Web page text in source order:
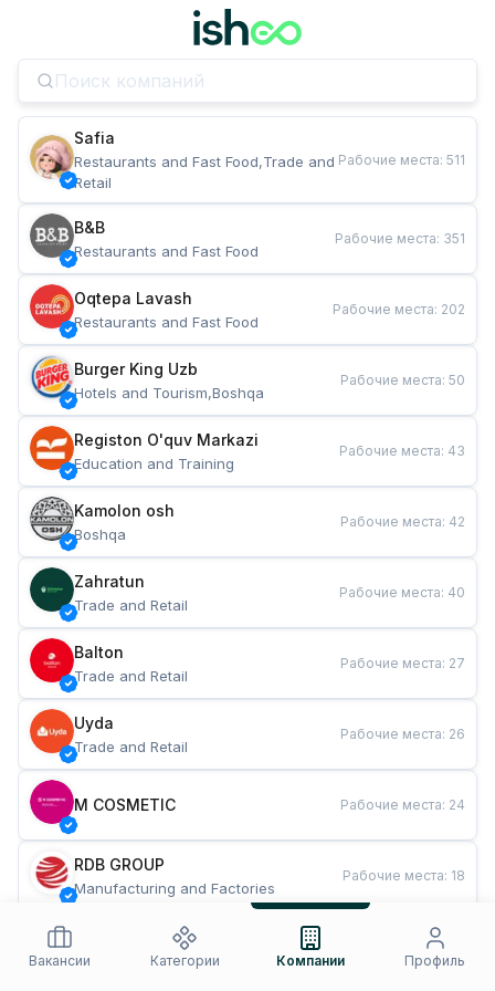
Safia
Restaurants and Fast Food,Trade and
Retail
Рабочие места: 511
B&B
Restaurants and Fast Food
Рабочие места: 351
Oqtepa Lavash
Restaurants and Fast Food
Рабочие места: 202
Burger King Uzb
Hotels and Tourism,Boshqa
Рабочие места: 50
Registon O'quv Markazi
Education and Training
Рабочие места: 43
Kamolon osh
Boshqa
Рабочие места: 42
Zahratun
Trade and Retail
Рабочие места: 40
Balton
Trade and Retail
Рабочие места: 27
Uyda
Trade and Retail
Рабочие места: 26
M COSMETIC Рабочие места: 24
RDB GROUP
Manufacturing and Factories
Рабочие места: 18
Restaurants and Fast Food
Рабочие места
Вакансии
Категории Компании Профиль